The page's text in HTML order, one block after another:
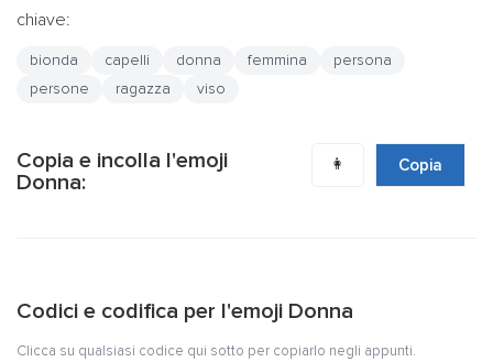
chiave:
bionda capelli donna femmina
persona
persone
ragazza viso
Copia e incolla l'emoji
Donna:
👩 Copia
Codici e codifica per l'emoji Donna
Clicca su qualsiasi codice qui sotto per copiarlo negli appunti.